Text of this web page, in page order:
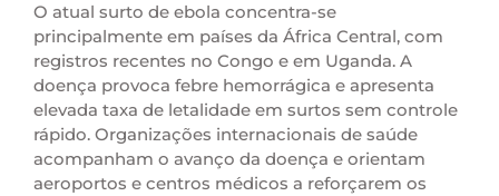
O atual surto de ebola concentra-se
principalmente em países da África Central, com
registros recentes no Congo e em Uganda. A
doença provoca febre hemorrágica e apresenta
elevada taxa de letalidade em surtos sem controle
rápido. Organizações internacionais de saúde
acompanham o avanço da doença e orientam
aeroportos e centros médicos a reforçarem os